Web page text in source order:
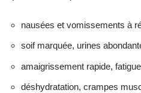
nausées et vomissements à
soif marquée, urines
amaigrissement rapide,
déshydratation, crampes